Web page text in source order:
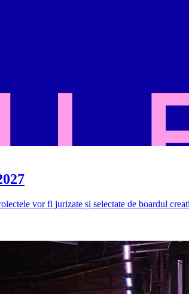
vor fi jurizate și selectate de boardul